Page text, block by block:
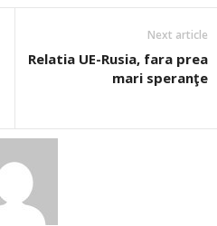
Next article
Relatia UE-Rusia, fara prea
mari speranţe